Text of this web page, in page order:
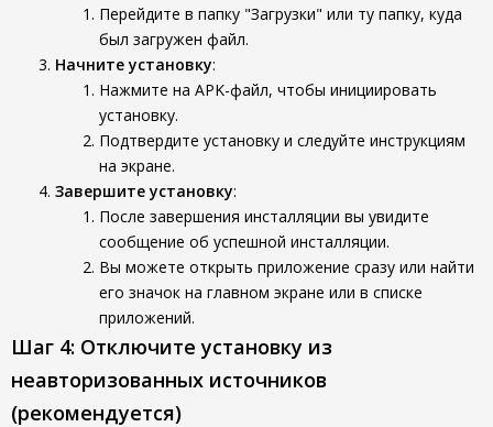
Перейдите в папку "Загрузки" или ту папку, куда
был загружен файл.
Начните установку:
Нажмите на APK-файл, чтобы инициировать
установку.
Подтвердите установку и следуйте инструкциям
на экране.
Завершите установку:
После завершения инсталляции вы увидите
сообщение об успешной инсталляции.
Вы можете открыть приложение сразу или найти
его значок на главном экране или в списке
приложений.
Шаг 4: Отключите установку из
неавторизованных источников
(рекомендуется)